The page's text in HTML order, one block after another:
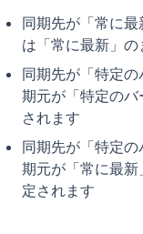
同期先が「常に
は「常に最新」
同期先が「特定
期元が「特定の
されます
同期先が「特定
期元が「常に最
定されます